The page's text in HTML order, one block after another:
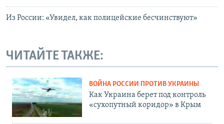
Из России: «Увидел, как полицейские бесчинствуют»
ЧИТАЙТЕ ТАКЖЕ:
ВОЙНА РОССИИ ПРОТИВ УКРАИНЫ
Как Украина берет под контроль
«сухопутный коридор» в Крым